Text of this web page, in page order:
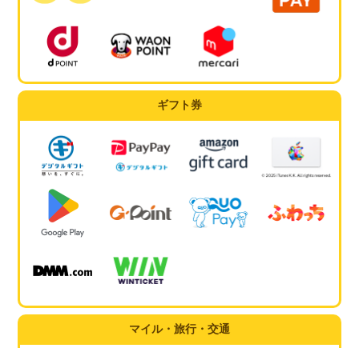
ギフト券
マイル・旅行・交通